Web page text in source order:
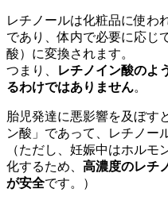
レチノールは化粧品に使わ
であり、体内で必要に応じ
酸）に変換されます。
つまり、
レチノイン酸のよ
るわけではありません。
胎児発達に悪影響を及ぼす
ン酸」であって、レチノー
（ただし、妊娠中はホル
化するため、 高濃度のレチ
が安全です。）